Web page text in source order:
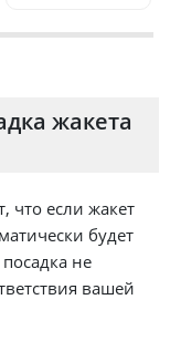
жакета
если жакет
будет
не
вашей